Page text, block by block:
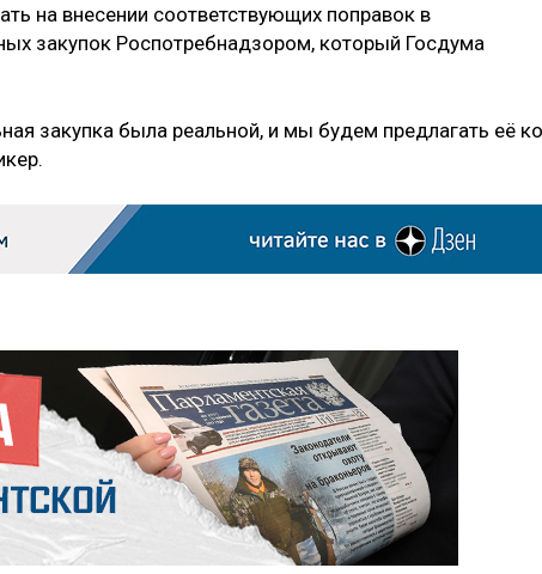
на внесении соответствующих поправок в
закупок Роспотребнадзором, который Госдума
закупка была реальной, и мы будем предлагать её ко